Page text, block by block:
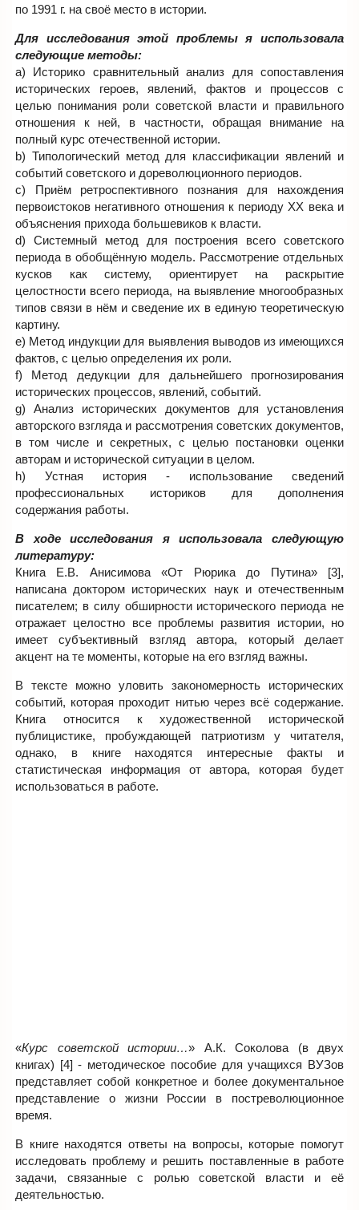
по 1991 г. на своё место в истории.
Для исследования этой проблемы я использовала
следующие методы:
a) Историко сравнительный анализ для сопоставления
исторических героев, явлений, фактов и процессов с
целью понимания роли советской власти и правильного
отношения к ней, в частности, обращая внимание на
полный курс отечественной истории.
b) Типологический метод для классификации явлений и
событий советского и дореволюционного периодов.
c) Приём ретроспективного познания для нахождения
первоистоков негативного отношения к периоду XX века и
объяснения прихода большевиков к власти.
d) Системный метод для построения всего советского
периода в обобщённую модель. Рассмотрение отдельных
кусков как систему, ориентирует на раскрытие
целостности всего периода, на выявление многообразных
типов связи в нём и сведение их в единую теоретическую
картину.
e) Метод индукции для выявления выводов из имеющихся
фактов, с целью определения их роли.
f) Метод дедукции для дальнейшего прогнозирования
исторических процессов, явлений, событий.
g) Анализ исторических документов для установления
авторского взгляда и рассмотрения советских документов,
в том числе и секретных, с целью постановки оценки
авторам и исторической ситуации в целом.
h) Устная история - использование сведений
профессиональных историков для дополнения
содержания работы.
В ходе исследования я использовала следующую
литературу:
Книга Е.В. Анисимова «От Рюрика до Путина» [3],
написана доктором исторических наук и отечественным
писателем; в силу обширности исторического периода не
отражает целостно все проблемы развития истории, но
имеет субъективный взгляд автора, который делает
акцент на те моменты, которые на его взгляд важны.
В тексте можно уловить закономерность исторических
событий, которая проходит нитью через всё содержание.
Книга относится к художественной исторической
публицистике, пробуждающей патриотизм у читателя,
однако, в книге находятся интересные факты и
статистическая информация от автора, которая будет
использоваться в работе.
«Курс советской истории…» А.К. Соколова (в двух
книгах) [4] - методическое пособие для учащихся ВУЗов
представляет собой конкретное и более документальное
представление о жизни России в постреволюционное
время.
В книге находятся ответы на вопросы, которые помогут
исследовать проблему и решить поставленные в работе
задачи, связанные с ролью советской власти и её
деятельностью.